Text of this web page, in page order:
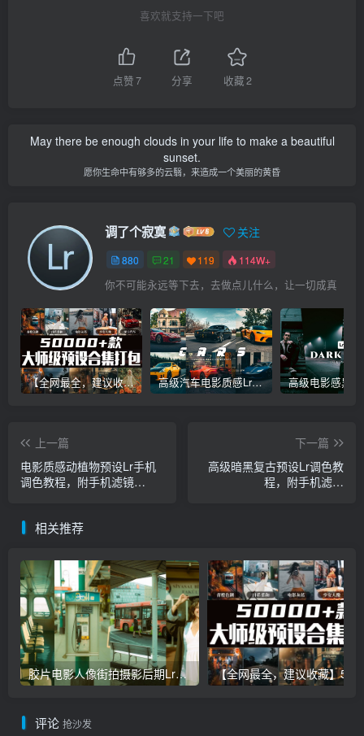
喜欢就支持一下吧
点赞7 分享 收藏2
May there be enough clouds in your life to make a beautiful
sunset.
愿你生命中有够多的云翳，来造成一个美丽的黄昏
调了个寂寞 关注
880 21 119 114W+
你不可能永远等下去，去做点儿什么，让一切成真
【全网最全，建议收藏】5万多款Lr顶级调色预设合集，精心整理，分类清晰，摄影师调色师必备素材，够用一辈子！ 高级汽车电影质感Lr调色教程，手机滤镜PS+Lightroom预设下载！
上一篇
电影质感动植物预设Lr手机
调色教程，附手机滤镜
下一篇
高级暗黑复古预设Lr调色教
程，附手机滤镜
相关推荐
胶片电影人像街拍摄影后期Lr调色教程，手机滤镜PS+Lightroom预设下载！
评论 抢沙发